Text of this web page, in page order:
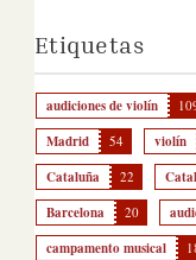
Etiquetas
audiciones de violín
Madrid 54 violín
Cataluña 22
Barcelona 20
campamento musical